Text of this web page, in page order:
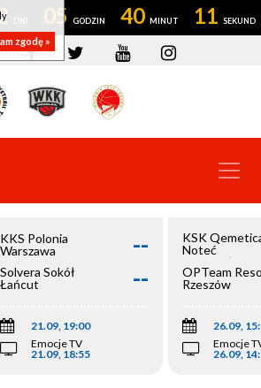
05 40 11
KKS Polonia
Warszawa
--
Solvera Sokół
Łańcut
--
21.09, 19:00
Emocje TV
21.09, 18:55
KSK
Noteć
Inowrocław
OPTeam
Rzeszów
26.09,
Emocje
26.09,
zgodę »